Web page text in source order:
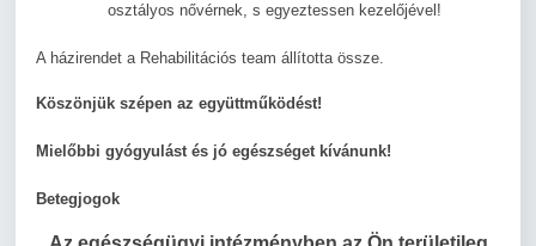
osztályos nővérnek, s egyeztessen kezelőjével!
A házirendet a Rehabilitációs team állította össze.
Köszönjük szépen az együttműködést!
Mielőbbi gyógyulást és jó egészséget kívánunk!
Betegjogok